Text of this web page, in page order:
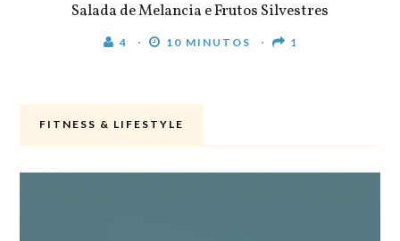
Salada de Melancia e Frutos Silvestres
4 10 MINUTOS 1
FITNESS & LIFESTYLE